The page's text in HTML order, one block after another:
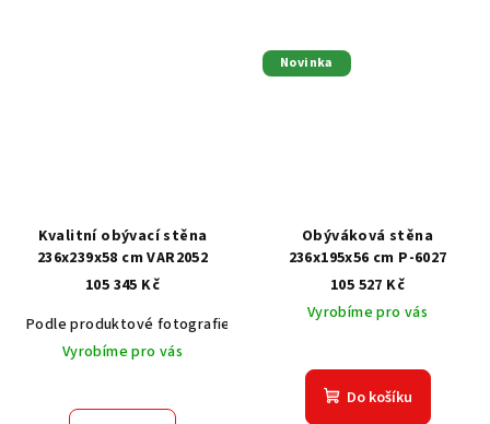
Kvalitní obývací stěna
236x239x58 cm VAR2052
105 345 Kč
Podle produktové fotografie
Akát vintage BT1551
Vyrobíme pro vás
Novinka
Obýváková stěna
236x195x56 cm P-6027
105 527 Kč
Vyrobíme pro vás
Do košíku